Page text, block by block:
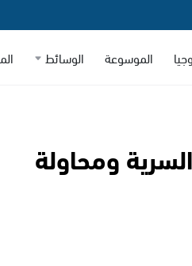
الموسوعة الوسائط
ومحاولة